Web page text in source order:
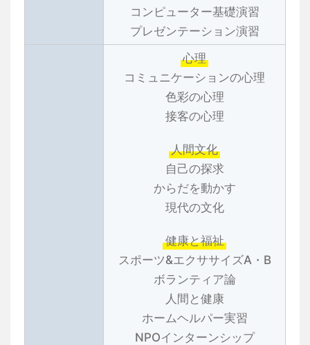
コンピューター基礎演習
プレゼンテーション演習
心理
コミュニケーションの心理
色彩の心理
接客の心理
人間文化
自己の探求
からだを動かす
現代の文化
健康と福祉
スポーツ&エクササイズA・B
ボランティア論
人間と健康
ホームヘルパー実習
NPOインターンシップ